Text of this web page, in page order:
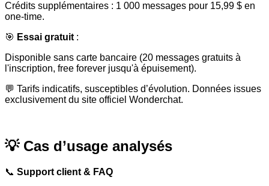
Crédits supplémentaires : 1 000 messages pour 15,99 $ en
one-time.
🎯 Essai gratuit :
Disponible sans carte bancaire (20 messages gratuits à
l'inscription, free forever jusqu'à épuisement).
💬 Tarifs indicatifs, susceptibles d’évolution. Données issues
exclusivement du site officiel Wonderchat.
💡 Cas d’usage analysés
📞 Support client & FAQ